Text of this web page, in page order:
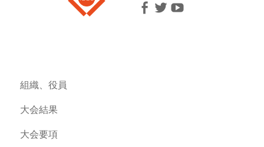
組織、役員
大会結果
大会要項